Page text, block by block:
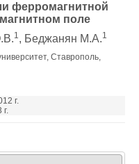
ферромагнитной
поле
1, Беджанян М.А.1
Ставрополь,
г.